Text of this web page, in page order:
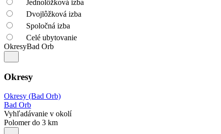
Jednolôžková izba
Dvojlôžková izba
Spoločná izba
Celé ubytovanie
OkresyBad Orb
Okresy
Okresy (Bad Orb)
Bad Orb
Vyhľadávanie v okolí
Polomer do 3 km